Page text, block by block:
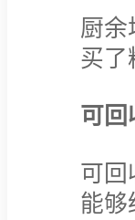
厨余
买了
可回
可回
能够